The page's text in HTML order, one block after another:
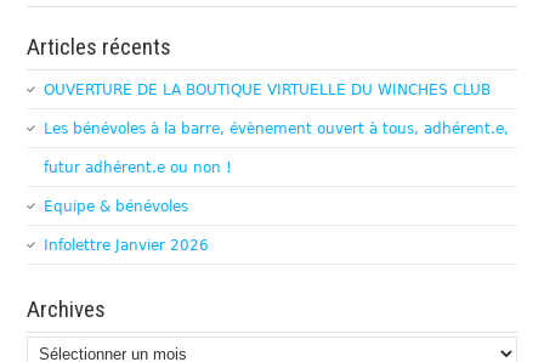
Articles récents
OUVERTURE DE LA BOUTIQUE VIRTUELLE DU WINCHES CLUB
Les bénévoles à la barre, évènement ouvert à tous, adhérent.e,
futur adhérent.e ou non !
Equipe & bénévoles
Infolettre Janvier 2026
Archives
Archives